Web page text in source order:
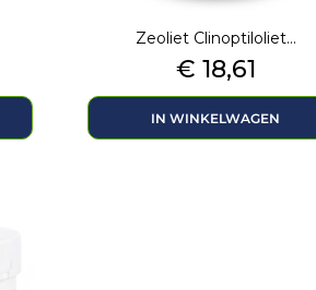
Zeoliet Clinoptiloliet...
Prijs
€ 18,61
IN WINKELWAGEN